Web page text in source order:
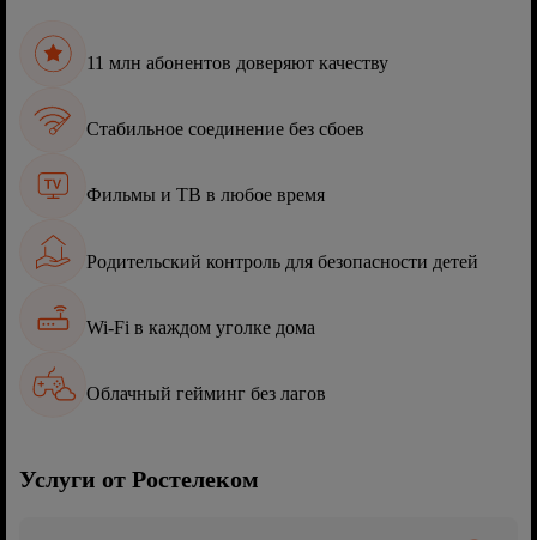
11 млн абонентов доверяют качеству
Стабильное соединение без сбоев
Фильмы и ТВ в любое время
Родительский контроль для безопасности детей
Wi-Fi в каждом уголке дома
Облачный гейминг без лагов
Услуги от Ростелеком